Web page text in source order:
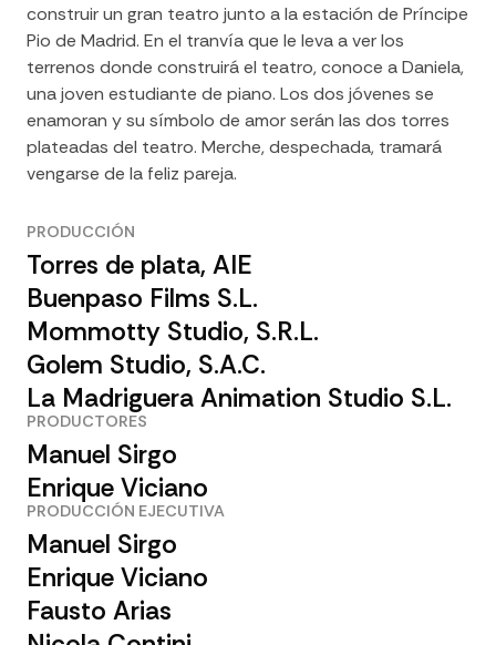
construir un gran teatro junto a la estación de Príncipe
Pio de Madrid. En el tranvía que le leva a ver los
terrenos donde construirá el teatro, conoce a Daniela,
una joven estudiante de piano. Los dos jóvenes se
enamoran y su símbolo de amor serán las dos torres
plateadas del teatro. Merche, despechada, tramará
vengarse de la feliz pareja.
PRODUCCIÓN
Torres de plata, AIE
Buenpaso Films S.L.
Mommotty Studio, S.R.L.
Golem Studio, S.A.C.
La Madriguera Animation Studio S.L.
PRODUCTORES
Manuel Sirgo
Enrique Viciano
PRODUCCIÓN EJECUTIVA
Manuel Sirgo
Enrique Viciano
Fausto Arias